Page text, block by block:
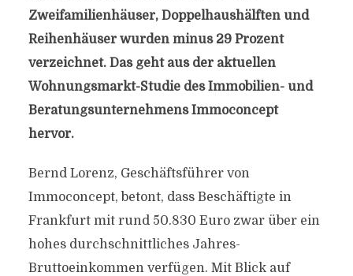
Zweifamilienhäuser, Doppelhaushälften und
Reihenhäuser wurden minus 29 Prozent
verzeichnet. Das geht aus der aktuellen
Wohnungsmarkt-Studie des Immobilien- und
Beratungsunternehmens Immoconcept
hervor.
Bernd Lorenz, Geschäftsführer von
Immoconcept, betont, dass Beschäftigte in
Frankfurt mit rund 50.830 Euro zwar über ein
hohes durchschnittliches Jahres-
Bruttoeinkommen verfügen. Mit Blick auf